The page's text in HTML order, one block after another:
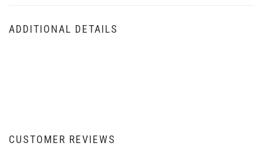
ADDITIONAL DETAILS
CUSTOMER REVIEWS